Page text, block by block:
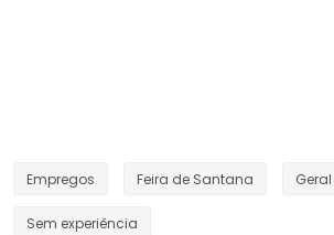
Empregos Feira de Santana Geral
Sem experiência